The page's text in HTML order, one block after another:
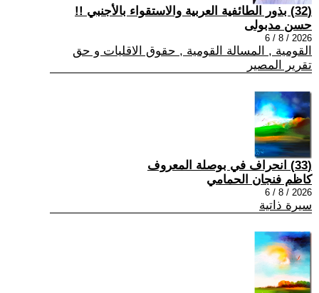
(32) بذور الطائفية العربية والاستقواء بالأجنبي !!
حسن مدبولى
2026 / 8 / 6
القومية , المسالة القومية , حقوق الاقليات و حق
تقرير المصير
(33) انحراف في بوصلة المعروف
كاظم فنجان الحمامي
2026 / 8 / 6
سيرة ذاتية